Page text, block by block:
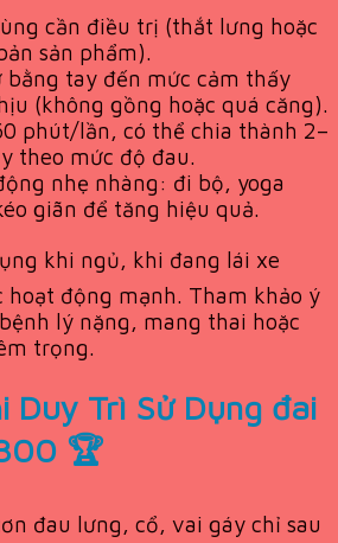
cần điều trị (thắt lưng hoặc
sản phẩm).
tay đến mức cảm thấy
(không gồng hoặc quá căng).
phút/lần, có thể chia thành 2–
theo mức độ đau.
nhẹ nhàng: đi bộ, yoga
giãn để tăng hiệu quả.
khi ngủ, khi đang lái xe
hoạt động mạnh. Tham khảo ý
lý nặng, mang thai hoặc
trọng.
Duy Trì Sử Dụng đai
🏆
đau lưng, cổ, vai gáy chỉ sau